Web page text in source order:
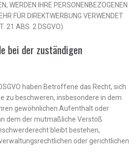
WERDEN IHRE PERSONENBEZOGENEN
FÜR DIREKTWERBUNG VERWENDET
21 ABS. 2 DSGVO).
bei der zuständigen
haben Betroffene das Recht, sich
zu beschweren, insbesondere in dem
gewöhnlichen Aufenthalt oder
dem der mutmaßliche Verstoß
bleibt bestehen,
oder gerichtlichen